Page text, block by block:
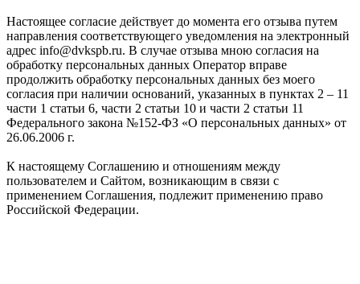
Настоящее согласие действует до момента его отзыва путем
направления соответствующего уведомления на электронный
адрес info@dvkspb.ru. В случае отзыва мною согласия на
обработку персональных данных Оператор вправе
продолжить обработку персональных данных без моего
согласия при наличии оснований, указанных в пунктах 2 – 11
части 1 статьи 6, части 2 статьи 10 и части 2 статьи 11
Федерального закона №152-ФЗ «О персональных данных» от
26.06.2006 г.
К настоящему Соглашению и отношениям между
пользователем и Сайтом, возникающим в связи с
применением Соглашения, подлежит применению право
Российской Федерации.